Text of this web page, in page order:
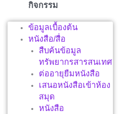
กิจกรรม
ข้อมูลเบื้องต้น
หนังสือ/สื่อ
สืบค้นข้อมูล
ทรัพยากรสารสนเทศ
ต่ออายุยืมหนังสือ
เสนอหนังสือเข้าห้อง
สมุด
หนังสือ